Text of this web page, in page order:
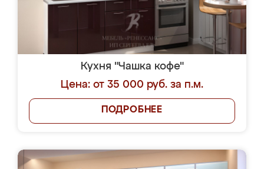
Кухня "Чашка кофе"
Цена: от 35 000 руб. за п.м.
ПОДРОБНЕЕ